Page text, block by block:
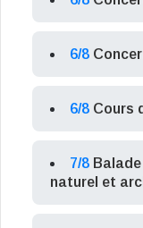
6/8
6/8 Cours
7/8
naturel et